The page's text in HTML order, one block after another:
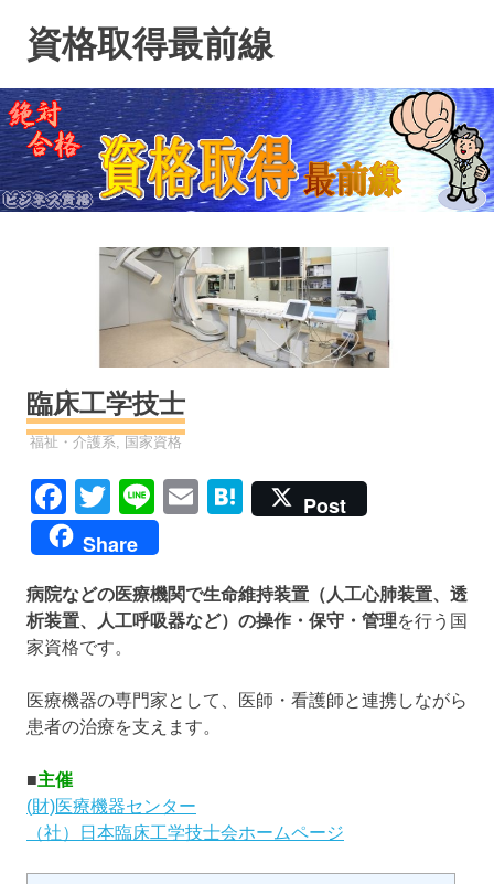
ン
ツ
へ
ス
キ
資格取得最前線
臨床工学技士
資格
福祉・介護系 国家資格
Facebook
Twitter
LineEmailHatena
Post
Share
病院などの医療機関で生命維持装置（人工心肺装置、透
析装置、人工呼吸器など）の操作・保守・管理を行う国
家資格です。
医療機器の専門家として、医師・看護師と連携しながら
患者の治療を支えます。
■主催
(財)医療機器センター
（社）日本臨床工学技士会ホームページ